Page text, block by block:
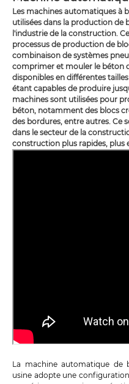
Les machines automatiques à
utilisées dans la production de
l'industrie de la construction.
processus de production de
combinaison de systèmes
comprimer et mouler le béton
disponibles en différentes
étant capables de produire
machines sont utilisées pour
béton, notamment des blocs
des bordures, entre autres. Ce
dans le secteur de la
construction plus rapides, plus
La machine automatique
usine adopte une